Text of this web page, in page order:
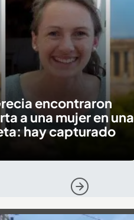
encontraron
a una mujer en una
hay capturado